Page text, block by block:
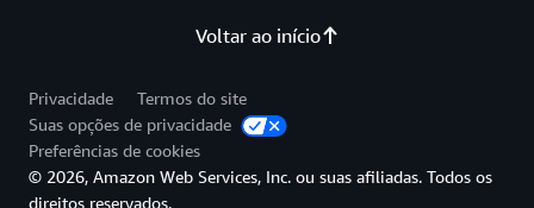
Voltar ao início
Privacidade
Termos do site
Suas opções de privacidade
Preferências de cookies
© 2026, Amazon Web Services, Inc. ou suas afiliadas. Todos os
direitos reservados.